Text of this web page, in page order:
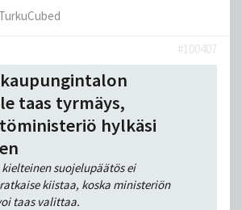
TurkuCubed
#100407
taas tyrmäys,
hylkäsi
suojelupäätös ei
kiistaa, koska ministeriön
taas valittaa.